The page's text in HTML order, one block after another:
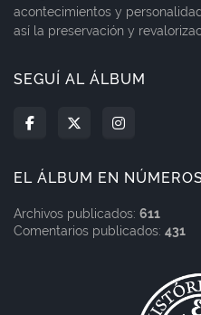
acontecimientos y
así la preservación y
SEGUÍ AL ÁLBUM
EL ÁLBUM EN
Archivos publicados: 611
Comentarios publicados: 431